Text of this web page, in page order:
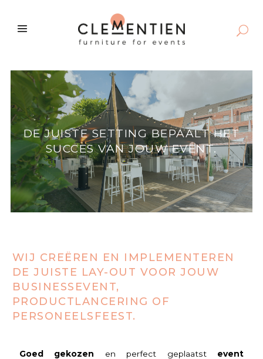
DE JUISTE SETTING BEPAALT HET
SUCCES VAN JOUW EVENT.
WIJ CREËREN EN IMPLEMENTEREN
DE JUISTE LAY-OUT VOOR JOUW
BUSINESSEVENT,
PRODUCTLANCERING OF
PERSONEELSFEEST.
Goed gekozen en perfect geplaatst event